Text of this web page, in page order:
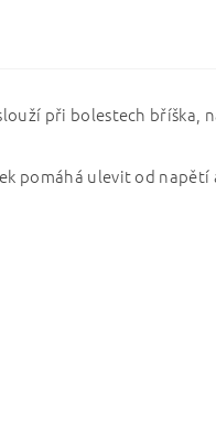
při bolestech bříška,
pomáhá ulevit od napětí